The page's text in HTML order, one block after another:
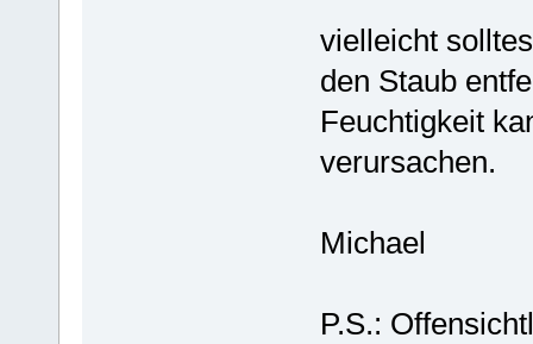
vielleicht
den Staub
Feuchtigkeit
verursachen.
Michael
P.S.: